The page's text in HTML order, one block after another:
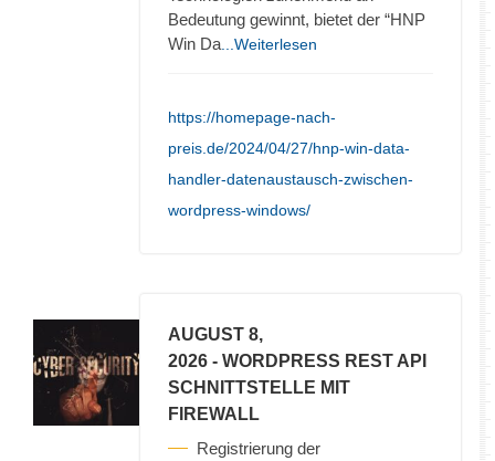
Bedeutung gewinnt, bietet der “HNP
Win Da ...Weiterlesen
https://homepage-nach-
preis.de/2024/04/27/hnp-win-data-
handler-datenaustausch-zwischen-
wordpress-windows/
AUGUST 8,
2026 - WORDPRESS REST API
SCHNITTSTELLE MIT
FIREWALL
Registrierung der